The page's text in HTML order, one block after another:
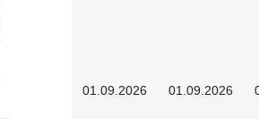
01.09.2026 01.09.2026